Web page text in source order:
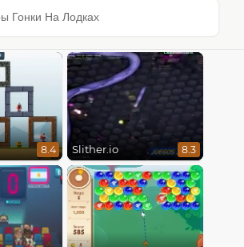
Гонки На Лодках
8.4 Slither.io 8.3